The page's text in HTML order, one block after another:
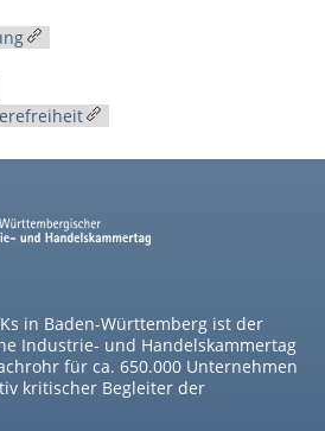
in Baden-Württemberg ist der
Industrie- und Handelskammertag
für ca. 650.000 Unternehmen
kritischer Begleiter der